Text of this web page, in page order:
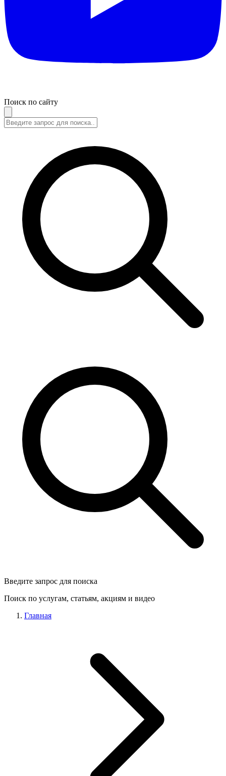
Поиск по сайту
Введите запрос для поиска
Поиск по услугам, статьям, акциям и видео
Главная